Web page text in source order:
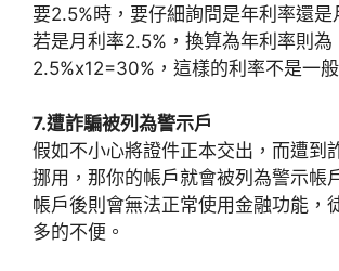
要2.5%時，要仔細詢問是年利率還是
若是月利率2.5%，換算為年利率則為
2.5%x12=30%，這樣的利率不是一
7.遭詐騙被列為警示戶
假如不小心將證件正本交出，而遭到
挪用，那你的帳戶就會被列為警示帳
帳戶後則會無法正常使用金融功能，
多的不便。